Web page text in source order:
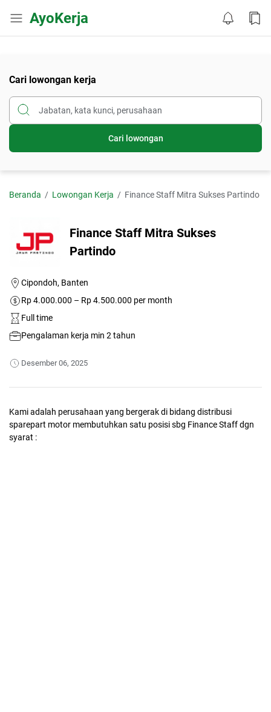
AyoKerja
Cari lowongan kerja
Cari lowongan
Beranda Lowongan Kerja Finance Staff Mitra Sukses Partindo
Finance Staff Mitra Sukses
Partindo
Cipondoh, Banten
Rp 4.000.000 – Rp 4.500.000 per month
Full time
Pengalaman kerja min 2 tahun
Desember 06, 2025
Kami adalah perusahaan yang bergerak di bidang distribusi
sparepart motor membutuhkan satu posisi sbg Finance Staff dgn
syarat :